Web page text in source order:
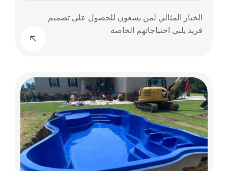
الخيار المثالي لمن يسعون للحصول على تصميم
فريد يلبي احتياجاتهم الخاصة